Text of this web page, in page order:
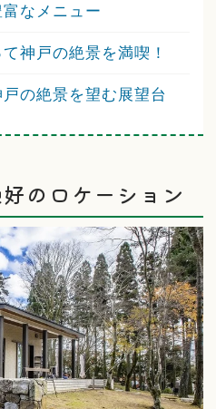
なメニュー
神戸の絶景を満喫！
の絶景を望む展望台
のロケーション